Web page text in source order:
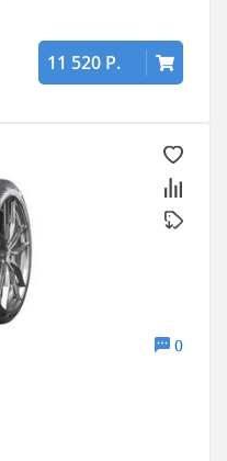
11 520 Р.
0